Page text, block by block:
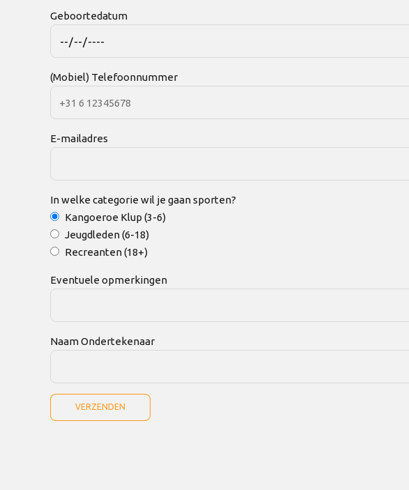
Geboortedatum
(Mobiel) Telefoonnummer
E-mailadres
In welke categorie wil je gaan sporten?
Kangoeroe Klup (3-6)
Jeugdleden (6-18)
Recreanten (18+)
Eventuele opmerkingen
Naam Ondertekenaar